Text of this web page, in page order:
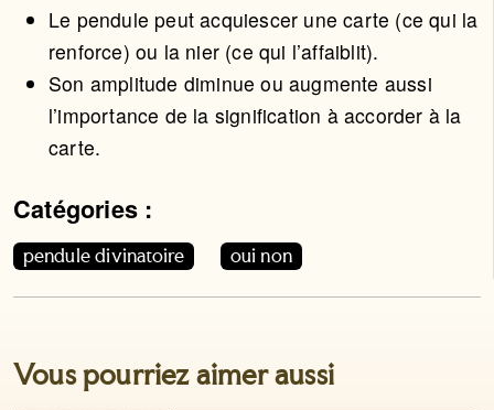
Le pendule peut acquiescer une carte (ce qui la
renforce) ou la nier (ce qui l’affaiblit).
Son amplitude diminue ou augmente aussi
l’importance de la signification à accorder à la
carte.
Catégories :
Cet article appartient aux catégories suivantes. Vous
pendule divinatoire oui non
Vous pourriez aimer aussi